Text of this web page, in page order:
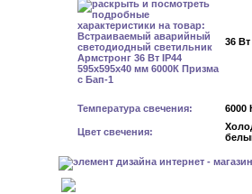
36 Вт
Температура свечения: 6000
Цвет свечения: